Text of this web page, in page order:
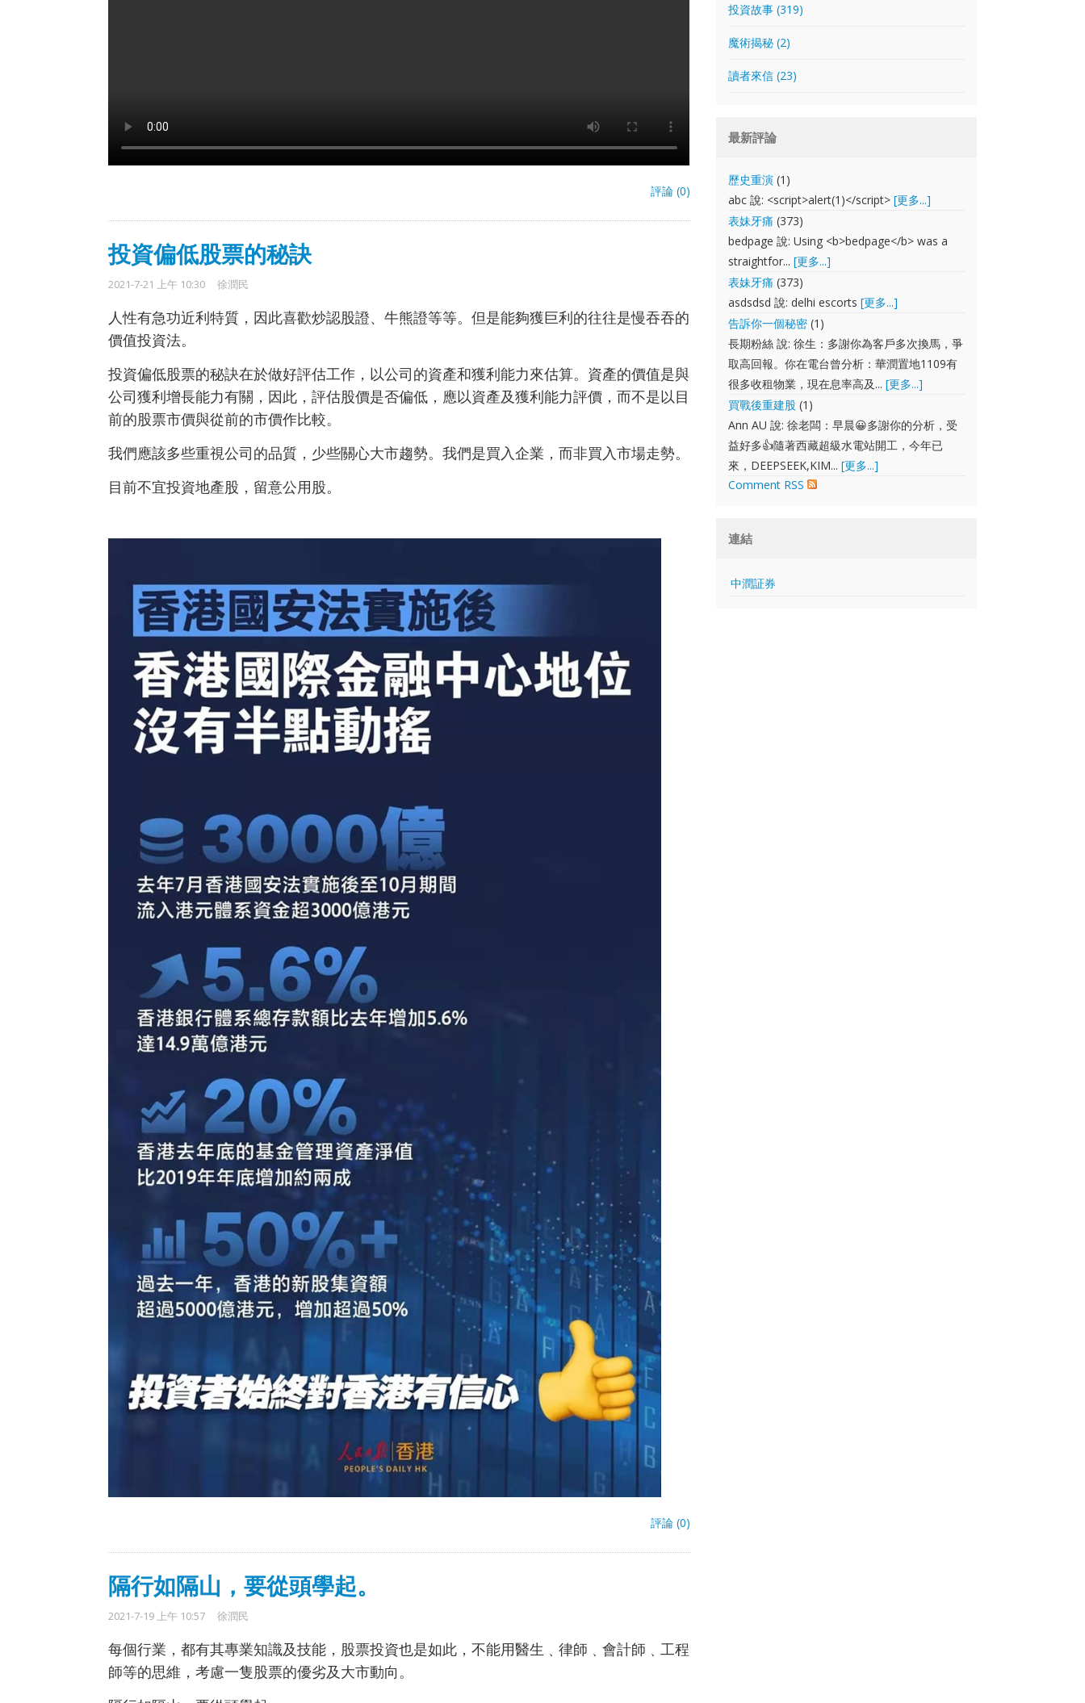
評論 (0)
投資偏低股票的秘訣
2021-7-21 上午 10:30 徐潤民
人性有急功近利特質，因此喜歡炒認股證、牛熊證等等。但是能夠獲巨利的往往是慢吞吞的
價值投資法。
投資偏低股票的秘訣在於做好評估工作，以公司的資產和獲利能力來估算。資產的價值是與
公司獲利增長能力有關，因此，評估股價是否偏低，應以資產及獲利能力評價，而不是以目
前的股票市價與從前的市價作比較。
我們應該多些重視公司的品質，少些關心大市趨勢。我們是買入企業，而非買入市場走勢。
目前不宜投資地產股，留意公用股。
評論 (0)
隔行如隔山，要從頭學起。
2021-7-19 上午 10:57 徐潤民
每個行業，都有其專業知識及技能，股票投資也是如此，不能用醫生﹑律師﹑會計師﹑工程
師等的思維，考慮一隻股票的優劣及大市動向。
投資故事 (319)
魔術揭秘 (2)
讀者來信 (23)
最新評論
歷史重演 (1)
abc 說: <script>alert(1)</script>[更多...]
表妹牙痛 (373)
bedpage 說: Using <b>bedpage</b> was a
straightfor...[更多...]
表妹牙痛 (373)
asdsdsd 說: delhi escorts[更多...]
告訴你一個秘密 (1)
長期粉絲 說: 徐生：多謝你為客戶多次換馬，爭
取高回報。你在電台曾分析：華潤置地1109有
很多收租物業，現在息率高及...[更多...]
買戰後重建股 (1)
Ann AU 說: 徐老闆：早晨😀多謝你的分析，受
益好多👍隨著西藏超級水電站開工，今年已
來，DEEPSEEK,KIM...[更多...]
Comment RSS
連結
中潤証券